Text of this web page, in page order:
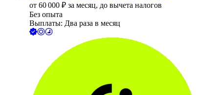
от 60 000 ₽ за месяц, до вычета налогов
Без опыта
Выплаты: Два раза в месяц